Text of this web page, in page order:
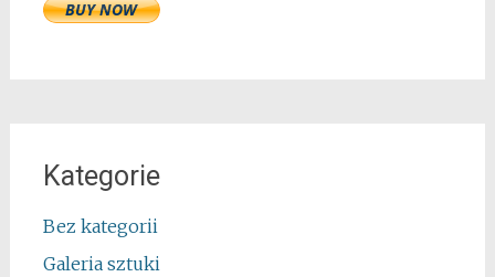
Kategorie
Bez kategorii
Galeria sztuki